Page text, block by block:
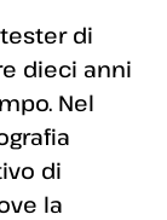
di
dieci anni
Nel
di
la